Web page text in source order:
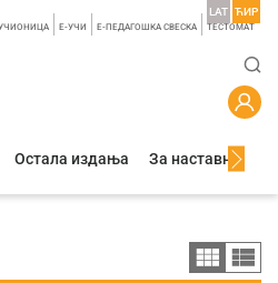
E-УЧИ Е-ПЕДАГОШКА СВЕСКА TЕСТОМАТ
LAT ЋИР
Остала издања За наставнике